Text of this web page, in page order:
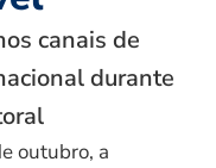
canais de
durante
outubro, a